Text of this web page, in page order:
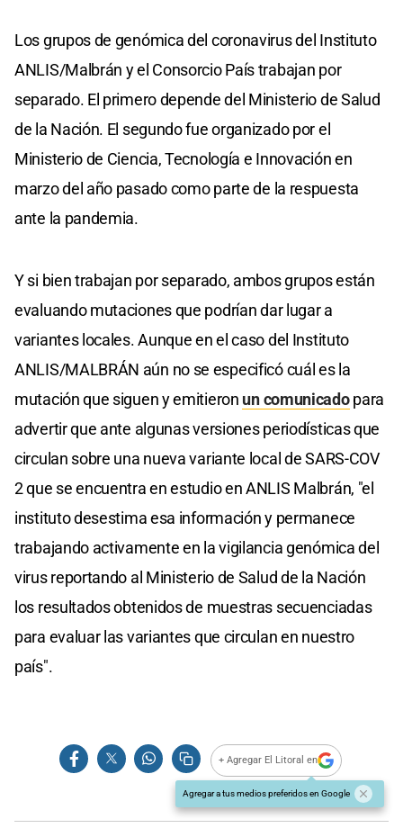
Los grupos de genómica del coronavirus del Instituto
ANLIS/Malbrán y el Consorcio País trabajan por
separado. El primero depende del Ministerio de Salud
de la Nación. El segundo fue organizado por el
Ministerio de Ciencia, Tecnología e Innovación en
marzo del año pasado como parte de la respuesta
ante la pandemia.
Y si bien trabajan por separado, ambos grupos están
evaluando mutaciones que podrían dar lugar a
variantes locales. Aunque en el caso del Instituto
ANLIS/MALBRÁN aún no se especificó cuál es la
mutación que siguen y emitieron un comunicadopara
advertir que ante algunas versiones periodísticas que
circulan sobre una nueva variante local de SARS-COV
2 que se encuentra en estudio en ANLIS Malbrán, "el
instituto desestima esa información y permanece
trabajando activamente en la vigilancia genómica del
virus reportando al Ministerio de Salud de la Nación
los resultados obtenidos de muestras secuenciadas
para evaluar las variantes que circulan en nuestro
país".
+ Agregar El Litoral en
Agregar a tus medios preferidos en Google